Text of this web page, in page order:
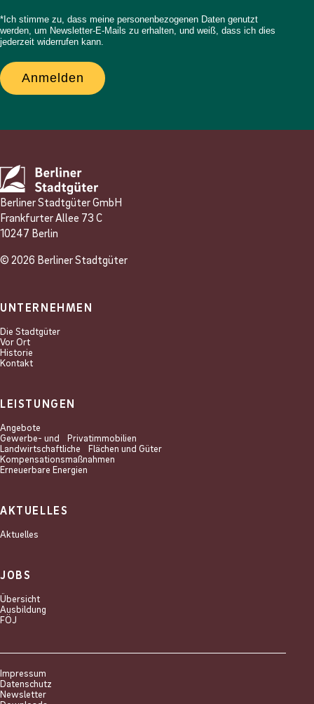
*Ich stimme zu, dass meine personenbezogenen Daten genutzt
werden, um Newsletter-E-Mails zu erhalten, und weiß, dass ich dies
jederzeit widerrufen kann.
Anmelden
Berliner Stadtgüter GmbH
Frankfurter Allee 73 C
10247 Berlin
© 2026 Berliner Stadtgüter
UNTERNEHMEN
Die Stadtgüter
Vor Ort
Historie
Kontakt
LEISTUNGEN
Angebote
Gewerbe- und Privat­immobilien
Landwirtschaftliche Flächen und Güter
Kompensations­maßnahmen
Erneuerbare Energien
AKTUELLES
Aktuelles
JOBS
Übersicht
Ausbildung
FÖJ
Impressum
Datenschutz
Newsletter